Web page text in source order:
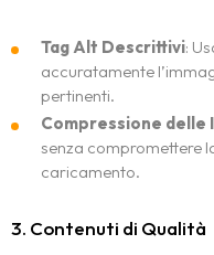
Tag Alt Descrittivi:
accuratamente
pertinenti.
Compressione delle
senza compromettere
caricamento.
3. Contenuti di Qualità